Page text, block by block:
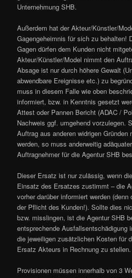
Unternehmung SHB.
Außerdem hat der Akteur/Künstler/
Gagengeheimnis für sich zu behalten!
Gagen dürfen dem Kunden nicht
Akteur/Künstler/Model nimmt den
Absage ist nur durch höhere Gewalt
abwendbare Ereignisse etc.) zu
muss in diesem Falle wie oben
informiert, bzw. in Kenntnis gesetzt
Attest oder Pannen Bericht (ADAC /
Nachweis ggf. umgehend vorzulegen.
Auftrag aus anderen widrigen Gründen
werden, so muss anderweitig
Auftragnehmer für die Agentur SHB
Dieser Ersatz ist nur zulässig, wenn
Einsatz des Ersatzes zustimmt – die
vorher darüber informiert werden
der Pflicht des Kunden!). Sollte dies
bzw. misslingen, ist die Agentur SHB
entsprechende Ausfallsentschädigung
die jeweiligen zusätzlichen Kosten für
Ersatz Akteurs in Rechnung zu stellen.
Provisionen müssen innerhalb von 3